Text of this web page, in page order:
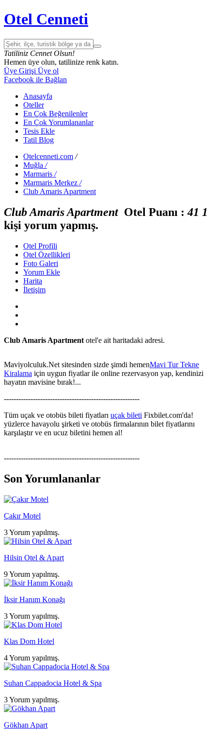
Otel Cenneti
Tatiliniz Cennet Olsun!
Hemen üye olun, tatilinize renk katın.
Üye Girişi Üye ol
Facebook ile Bağlan
Anasayfa
Oteller
En Çok Beğenilenler
En Çok Yorumlananlar
Tesis Ekle
Tatil Blog
Otelcenneti.com /
Muğla /
Marmaris /
Marmaris Merkez /
Club Amaris Apartment
Club Amaris ApartmentOtel Puanı :41 1
kişi yorum yapmış.
Otel Profili
Otel Özellikleri
Foto Galeri
Yorum Ekle
Harita
İletişim
Club Amaris Apartment otel'e ait haritadaki adresi.
This page can't load Google Maps correctly.
Maviyolculuk.Net sitesinden sizde şimdi hemenMavi Tur Tekne
Kiralama için uygun fiyatlar ile online rezervasyon yap, kendinizi
hayatın mavisine bırak!...
--------------------------------------------------------
Tüm uçak ve otobüs bileti fiyatları uçak bileti Fixbilet.com'da!
yüzlerce havayolu şirketi ve otobüs firmalarının bilet fiyatlarını
karşılaştır ve en ucuz biletini hemen al!
--------------------------------------------------------
Son Yorumlananlar
Çakır Motel
3 Yorum yapılmış.
Hilsin Otel & Apart
9 Yorum yapılmış.
İksir Hanım Konağı
3 Yorum yapılmış.
Klas Dom Hotel
4 Yorum yapılmış.
Suhan Cappadocia Hotel & Spa
3 Yorum yapılmış.
Gökhan Apart